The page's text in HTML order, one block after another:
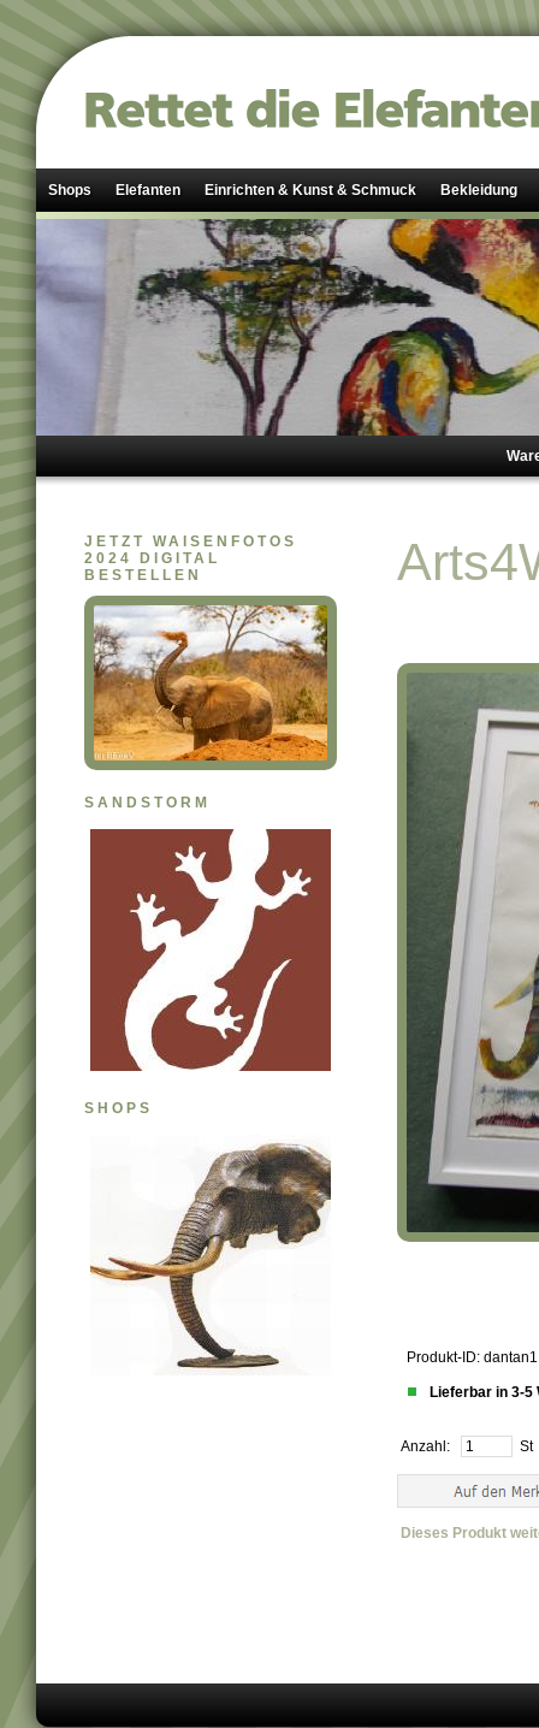
Shops Elefanten Einrichten & Kunst & Schmuck Bekleidung
JETZT WAISENFOTOS
2024 DIGITAL
BESTELLEN
SANDSTORM
SHOPS
Produkt-ID:
Lieferbar in 3-
Anzahl: St
Dieses Produkt